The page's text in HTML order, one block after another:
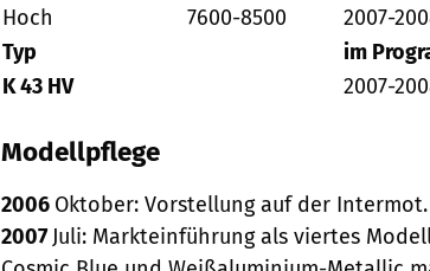
Hoch
7600-8500 2007-
Typ
im
K 43 HV
2007-
Modellpflege
2006 Oktober: Vorstellung auf der Intermot.
2007Juli: Markteinführung als viertes